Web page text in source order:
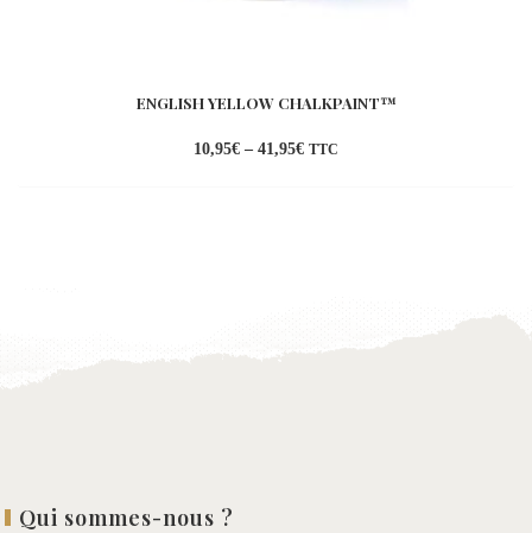
ENGLISH YELLOW CHALKPAINT™
10,95€ – 41,95€ TTC
Qui sommes-nous ?